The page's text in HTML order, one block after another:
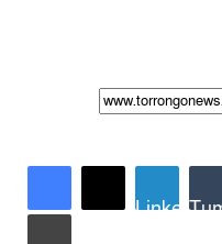
LinkedIn